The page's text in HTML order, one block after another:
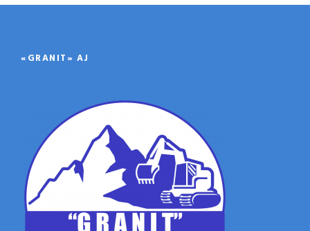
«GRANIT» AJ